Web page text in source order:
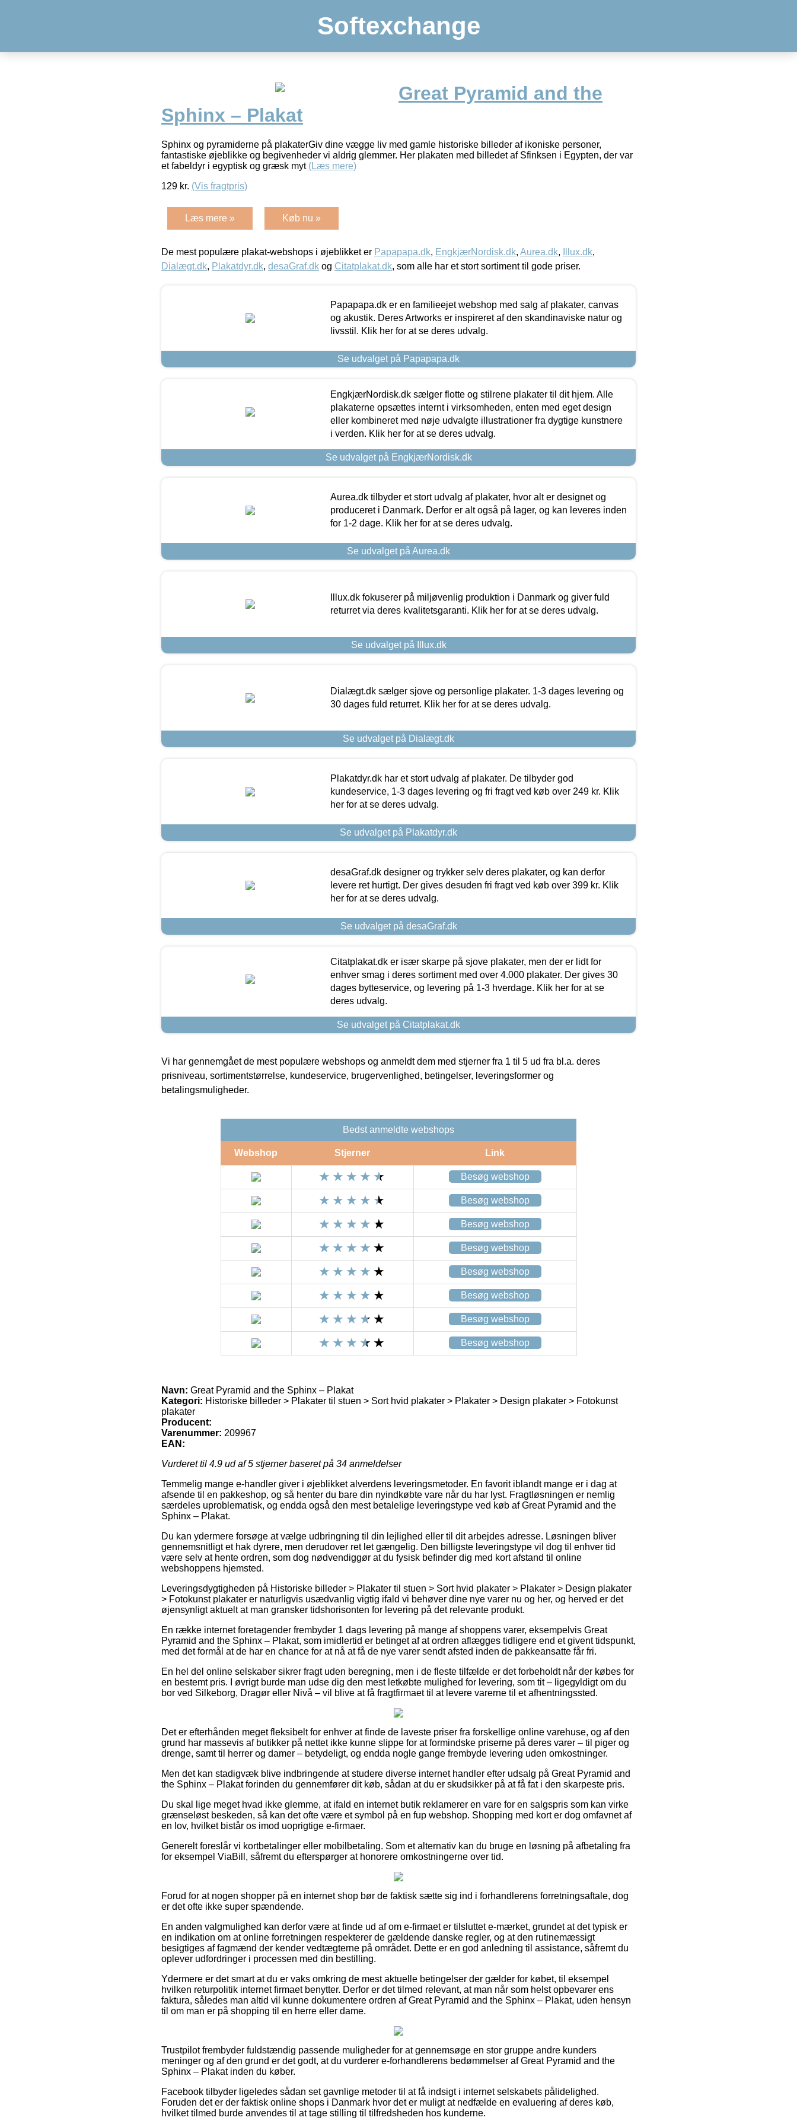
Softexchange
Great Pyramid and the
Sphinx – Plakat
Sphinx og pyramiderne på plakaterGiv dine vægge liv med gamle historiske billeder af ikoniske personer,
fantastiske øjeblikke og begivenheder vi aldrig glemmer. Her plakaten med billedet af Sfinksen i Egypten, der var
et fabeldyr i egyptisk og græsk myt (Læs mere)
129 kr. (Vis fragtpris)
Læs mere » Køb nu »
De mest populære plakat-webshops i øjeblikket er Papapapa.dk, EngkjærNordisk.dk, Aurea.dk, Illux.dk,
Dialægt.dk, Plakatdyr.dk, desaGraf.dk og Citatplakat.dk, som alle har et stort sortiment til gode priser.
Papapapa.dk er en familieejet webshop med salg af plakater, canvas
og akustik. Deres Artworks er inspireret af den skandinaviske natur og
livsstil. Klik her for at se deres udvalg.
Se udvalget på Papapapa.dk
EngkjærNordisk.dk sælger flotte og stilrene plakater til dit hjem. Alle
plakaterne opsættes internt i virksomheden, enten med eget design
eller kombineret med nøje udvalgte illustrationer fra dygtige kunstnere
i verden. Klik her for at se deres udvalg.
Se udvalget på EngkjærNordisk.dk
Aurea.dk tilbyder et stort udvalg af plakater, hvor alt er designet og
produceret i Danmark. Derfor er alt også på lager, og kan leveres inden
for 1-2 dage. Klik her for at se deres udvalg.
Se udvalget på Aurea.dk
Illux.dk fokuserer på miljøvenlig produktion i Danmark og giver fuld
returret via deres kvalitetsgaranti. Klik her for at se deres udvalg.
Se udvalget på Illux.dk
Dialægt.dk sælger sjove og personlige plakater. 1-3 dages levering og
30 dages fuld returret. Klik her for at se deres udvalg.
Se udvalget på Dialægt.dk
Plakatdyr.dk har et stort udvalg af plakater. De tilbyder god
kundeservice, 1-3 dages levering og fri fragt ved køb over 249 kr. Klik
her for at se deres udvalg.
Se udvalget på Plakatdyr.dk
desaGraf.dk designer og trykker selv deres plakater, og kan derfor
levere ret hurtigt. Der gives desuden fri fragt ved køb over 399 kr. Klik
her for at se deres udvalg.
Se udvalget på desaGraf.dk
Citatplakat.dk er især skarpe på sjove plakater, men der er lidt for
enhver smag i deres sortiment med over 4.000 plakater. Der gives 30
dages bytteservice, og levering på 1-3 hverdage. Klik her for at se
deres udvalg.
Se udvalget på Citatplakat.dk
Vi har gennemgået de mest populære webshops og anmeldt dem med stjerner fra 1 til 5 ud fra bl.a. deres
prisniveau, sortimentstørrelse, kundeservice, brugervenlighed, betingelser, leveringsformer og
betalingsmuligheder.
Bedst anmeldte webshops
Webshop Stjerner Link
Besøg webshop
Besøg webshop
Besøg webshop
Besøg webshop
Besøg webshop
Besøg webshop
Besøg webshop
Besøg webshop
Navn: Great Pyramid and the Sphinx – Plakat
Kategori: Historiske billeder > Plakater til stuen > Sort hvid plakater > Plakater > Design plakater > Fotokunst
plakater
Producent:
Varenummer: 209967
EAN:
Vurderet til 4.9 ud af 5 stjerner baseret på 34 anmeldelser
Temmelig mange e-handler giver i øjeblikket alverdens leveringsmetoder. En favorit iblandt mange er i dag at
afsende til en pakkeshop, og så henter du bare din nyindkøbte vare når du har lyst. Fragtløsningen er nemlig
særdeles uproblematisk, og endda også den mest betalelige leveringstype ved køb af Great Pyramid and the
Sphinx – Plakat.
Du kan ydermere forsøge at vælge udbringning til din lejlighed eller til dit arbejdes adresse. Løsningen bliver
gennemsnitligt et hak dyrere, men derudover ret let gængelig. Den billigste leveringstype vil dog til enhver tid
være selv at hente ordren, som dog nødvendiggør at du fysisk befinder dig med kort afstand til online
webshoppens hjemsted.
Leveringsdygtigheden på Historiske billeder > Plakater til stuen > Sort hvid plakater > Plakater > Design plakater
> Fotokunst plakater er naturligvis usædvanlig vigtig ifald vi behøver dine nye varer nu og her, og herved er det
øjensynligt aktuelt at man gransker tidshorisonten for levering på det relevante produkt.
En række internet foretagender frembyder 1 dags levering på mange af shoppens varer, eksempelvis Great
Pyramid and the Sphinx – Plakat, som imidlertid er betinget af at ordren aflægges tidligere end et givent tidspunkt,
med det formål at de har en chance for at nå at få de nye varer sendt afsted inden de pakkeansatte får fri.
En hel del online selskaber sikrer fragt uden beregning, men i de fleste tilfælde er det forbeholdt når der købes for
en bestemt pris. I øvrigt burde man udse dig den mest letkøbte mulighed for levering, som tit – ligegyldigt om du
bor ved Silkeborg, Dragør eller Nivå – vil blive at få fragtfirmaet til at levere varerne til et afhentningssted.
Det er efterhånden meget fleksibelt for enhver at finde de laveste priser fra forskellige online varehuse, og af den
grund har massevis af butikker på nettet ikke kunne slippe for at formindske priserne på deres varer – til piger og
drenge, samt til herrer og damer – betydeligt, og endda nogle gange frembyde levering uden omkostninger.
Men det kan stadigvæk blive indbringende at studere diverse internet handler efter udsalg på Great Pyramid and
the Sphinx – Plakat forinden du gennemfører dit køb, sådan at du er skudsikker på at få fat i den skarpeste pris.
Du skal lige meget hvad ikke glemme, at ifald en internet butik reklamerer en vare for en salgspris som kan virke
grænseløst beskeden, så kan det ofte være et symbol på en fup webshop. Shopping med kort er dog omfavnet af
en lov, hvilket bistår os imod uoprigtige e-firmaer.
Generelt foreslår vi kortbetalinger eller mobilbetaling. Som et alternativ kan du bruge en løsning på afbetaling fra
for eksempel ViaBill, såfremt du efterspørger at honorere omkostningerne over tid.
Forud for at nogen shopper på en internet shop bør de faktisk sætte sig ind i forhandlerens forretningsaftale, dog
er det ofte ikke super spændende.
En anden valgmulighed kan derfor være at finde ud af om e-firmaet er tilsluttet e-mærket, grundet at det typisk er
en indikation om at online forretningen respekterer de gældende danske regler, og at den rutinemæssigt
besigtiges af fagmænd der kender vedtægterne på området. Dette er en god anledning til assistance, såfremt du
oplever udfordringer i processen med din bestilling.
Ydermere er det smart at du er vaks omkring de mest aktuelle betingelser der gælder for købet, til eksempel
hvilken returpolitik internet firmaet benytter. Derfor er det tilmed relevant, at man når som helst opbevarer ens
faktura, således man altid vil kunne dokumentere ordren af Great Pyramid and the Sphinx – Plakat, uden hensyn
til om man er på shopping til en herre eller dame.
Trustpilot frembyder fuldstændig passende muligheder for at gennemsøge en stor gruppe andre kunders
meninger og af den grund er det godt, at du vurderer e-forhandlerens bedømmelser af Great Pyramid and the
Sphinx – Plakat inden du køber.
Facebook tilbyder ligeledes sådan set gavnlige metoder til at få indsigt i internet selskabets pålidelighed.
Foruden det er der faktisk online shops i Danmark hvor det er muligt at nedfælde en evaluering af deres køb,
hvilket tilmed burde anvendes til at tage stilling til tilfredsheden hos kunderne.